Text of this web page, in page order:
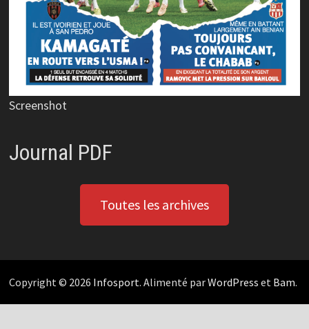
Screenshot
Journal PDF
Toutes les archives
Copyright © 2026 Infosport. Alimenté parWordPress et Bam.